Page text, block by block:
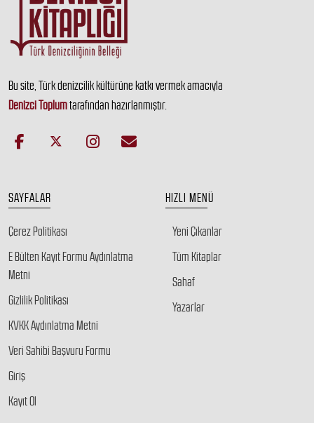
Bu site, Türk denizcilik kültürüne katkı vermek amacıyla
Denizci Toplumtarafından hazırlanmıştır.
SAYFALAR
Çerez Politikası
E Bülten Kayıt Formu Aydınlatma
Metni
Gizlilik Politikası
KVKK Aydınlatma Metni
Veri Sahibi Başvuru Formu
Giriş
Kayıt Ol
HIZLI MENÜ
Yeni Çıkanlar
Tüm Kitaplar
Sahaf
Yazarlar